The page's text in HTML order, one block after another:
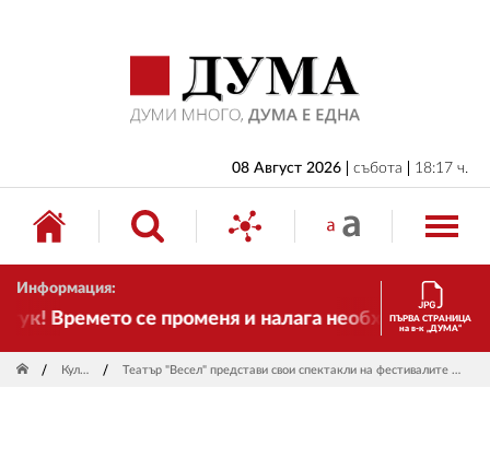
08 Август 2026 събота 18:17 ч.
Информация:
Времето се променя и налага необходимостта
ПЪРВА СТРАНИЦА
на в-к „ДУМА“
Култура Театър "Весел" представи свои спектакли на фестивалите "FITT 10" и "Шарено петле"
БЪЛГАРИЯ
ИКОНОМИКА
ИЗБОРИ
СВЯТ